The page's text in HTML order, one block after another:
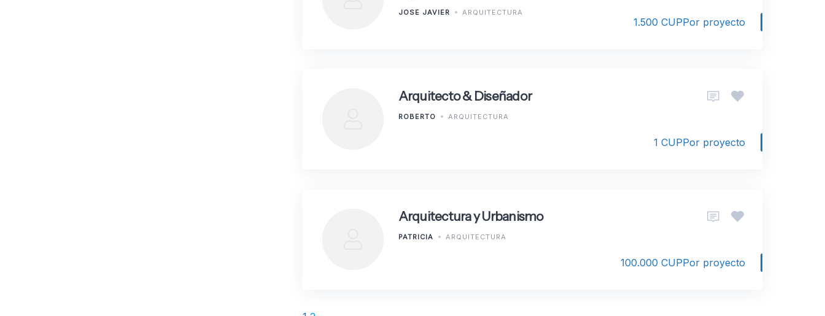
JOSE JAVIER ARQUITECTURA
1.500 CUPPor proyecto
Arquitecto & Diseñador
ROBERTO ARQUITECTURA
1 CUPPor proyecto
Arquitectura y Urbanismo
PATRICIA ARQUITECTURA
100.000 CUPPor proyecto